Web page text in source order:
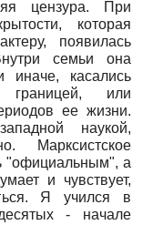
цензура. При
которая
появилась
семьи она
иначе, касались
границей, или
ее жизни.
наукой,
Марксистское
"официальным", а
и чувствует,
Я учился в
- начале